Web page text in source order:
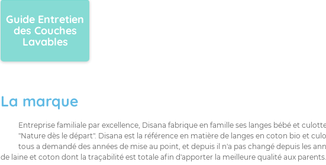
Guide Entretien
des Couches
Lavables
La marque
Entreprise familiale par excellence, Disana fabrique en famille ses langes bébé et
"Nature dès le départ". Disana est la référence en matière de langes en coton bio et
tous a demandé des années de mise au point, et depuis il n'a pas changé depuis les
de laine et coton dont la traçabilité est totale afin d'apporter la meilleure qualité aux parents.